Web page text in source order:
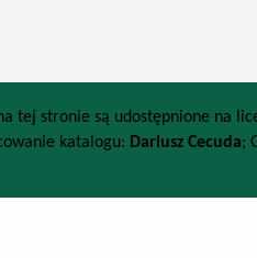
tej stronie są udostępnione na
katalogu: Dariusz Cecuda;